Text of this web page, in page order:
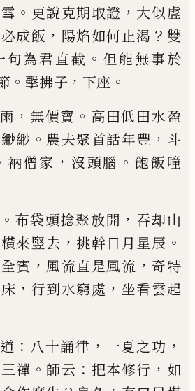
。 更說克期取證 ， 大似虗
成飯 ， 陽焰如何 止渴 ？ 雙
句為君直截 。 但能無事於
。 擊拂子 ， 下座 。
， 無價寶 。 高田低田水盈
緲緲 。 農夫聚首話年豐 ， 斗
衲僧家 ， 沒頭腦 。 飽飯噇
。 布袋頭捻聚放開 ， 吞却山
橫來竪去 ， 挑幹日月星辰 。
賓 ， 風流直是風流 ，奇特
， 行到水窮處 ， 坐看雲起
： 八十誦律 ， 一夏之功 ，
禪 。 師云 ： 把本修行 ， 如